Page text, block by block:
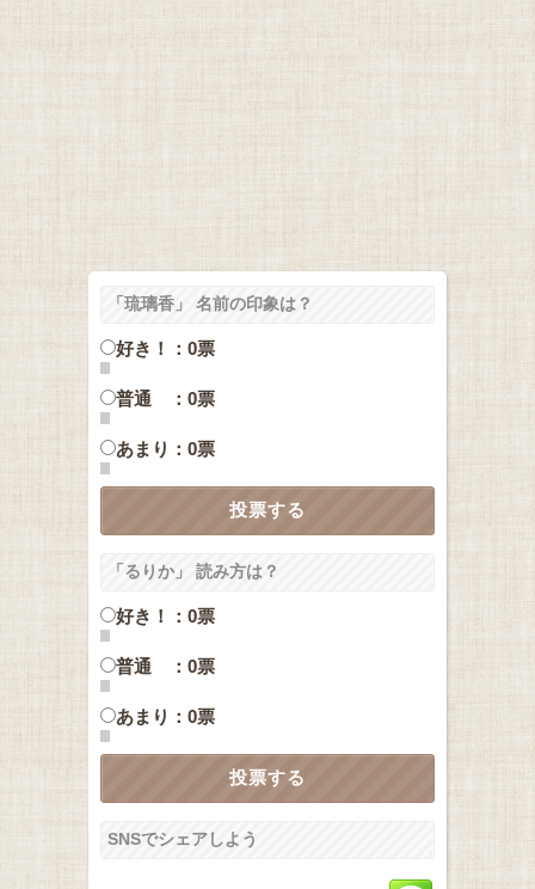
「琉璃香」 名前の印象は？
好き！：0票
普通 ：0票
あまり：0票
「るりか」 読み方は？
好き！：0票
普通 ：0票
あまり：0票
SNSでシェアしよう